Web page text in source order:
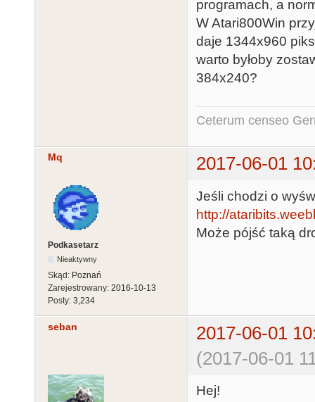
programach, a
W Atari800Win
daje 1344x960
warto byłoby
384x240?
Ceterum censeo
Mq 2017-06-01
Podkasetarz
Nieaktywny
Skąd: Poznań
Zarejestrowany: 2016-10-13
Posty: 3,234
Jeśli chodzi o
http://
Może pójść taką
seban
2017-06-01
(2017-06-01
Hej!